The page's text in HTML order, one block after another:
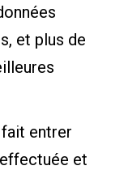
et plus de
entrer
et